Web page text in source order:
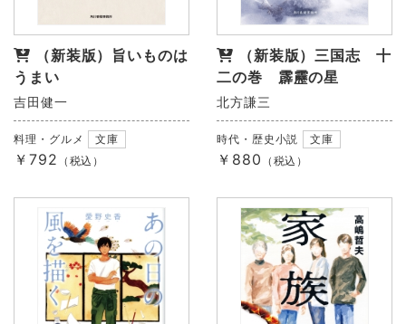
（新装版）旨いものは
うまい
吉田健一
料理・グルメ 文庫
￥792 （税込）
（新装版）三国志 十
二の巻 霹靂の星
北方謙三
時代・歴史小説 文庫
￥880 （税込）